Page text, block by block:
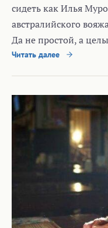
сидеть как Илья
австралийского
Да не простой, а
Читать далее